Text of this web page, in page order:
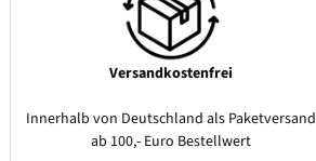
Versandkostenfrei
Innerhalb von Deutschland als Paketversand
ab 100,- Euro Bestellwert